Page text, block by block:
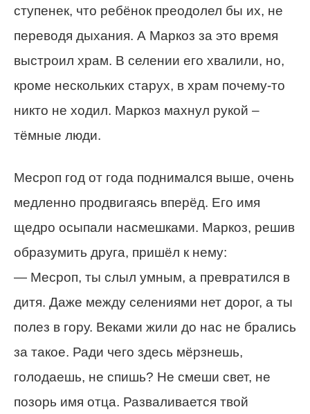
ступенек, что ребёнок преодолел бы их, не
переводя дыхания. А Маркоз за это время
выстроил храм. В селении его хвалили, но,
кроме нескольких старух, в храм почему-то
никто не ходил. Маркоз махнул рукой –
тёмные люди.
Месроп год от года поднимался выше, очень
медленно продвигаясь вперёд. Его имя
щедро осыпали насмешками. Маркоз, решив
образумить друга, пришёл к нему:
— Месроп, ты слыл умным, а превратился в
дитя. Даже между селениями нет дорог, а ты
полез в гору. Веками жили до нас не брались
за такое. Ради чего здесь мёрзнешь,
голодаешь, не спишь? Не смеши свет, не
позорь имя отца. Разваливается твой